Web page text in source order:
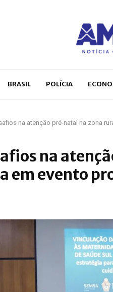
BRASIL POLÍCIA
na atenção pré-natal na zona
na
em evento